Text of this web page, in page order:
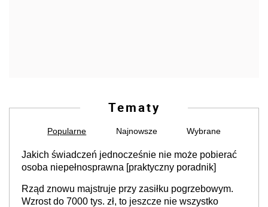
Tematy
Popularne Najnowsze Wybrane
Jakich świadczeń jednocześnie nie może pobierać
osoba niepełnosprawna [praktyczny poradnik]
Rząd znowu majstruje przy zasiłku pogrzebowym.
Wzrost do 7000 tys. zł, to jeszcze nie wszystko